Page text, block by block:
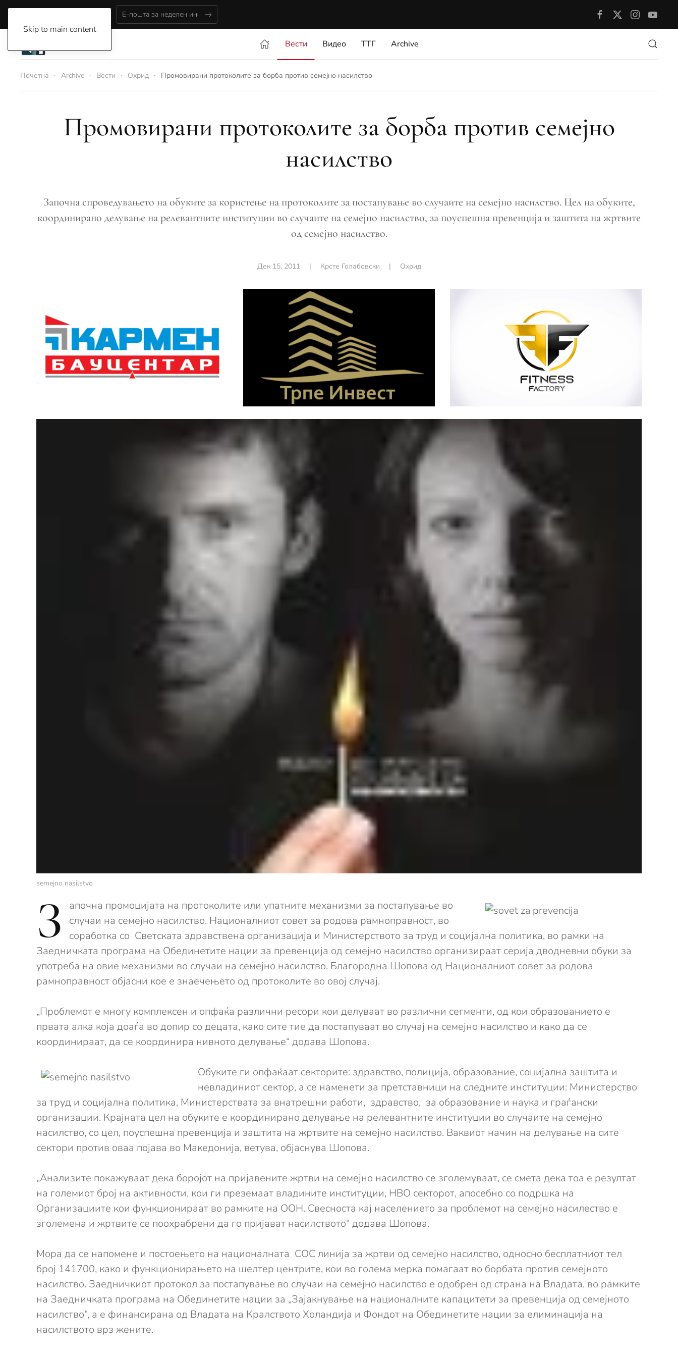
Skip to main content
Вести Видео ТТГ Archive
Почетна Archive Вести Охрид Промовирани протоколите за борба против семејно насилство
Промовирани протоколите за борба против семејно
насилство
Започна спроведувањето на обуките за користење на протоколите за постапување во случаите на семејно насилство. Цел на обуките,
координирано делување на релевантните институции во случаите на семејно насилство, за поуспешна превенција и заштита на жртвите
од семејно насилство.
Дек 15, 2011| Крсте Голабовски | Охрид
semejno nasilstvo
З
апочна промоцијата на протоколите или упатните механизми за постапување во
случаи на семејно насилство. Националниот совет за родова рамноправност, во
соработка со Светската здравствена организација и Министерството за труд и социјална политика, во рамки на
Заедничката програма на Обединетите нации за превенција од семејно насилство организираат серија дводневни обуки за
употреба на овие механизми во случаи на семејно насилство. Благородна Шопова од Националниот совет за родова
рамноправност објасни кое е знаечењето од протоколите во овој случај.
„Проблемот е многу комплексен и опфаќа различни ресори кои делуваат во различни сегменти, од кои образованието е
првата алка која доаѓа во допир со децата, како сите тие да постапуваат во случај на семејно насилство и како да се
координираат, да се координира нивното делување“ додава Шопова.
Обуките ги опфаќаат секторите: здравство, полиција, образование, социјална заштита и
невладиниот сектор, а се наменети за претставници на следните институции: Министерство
за труд и социјална политика, Министeрствата за внатрешни работи, здравство, за образование и наука и граѓански
организации. Крајната цел на обуките е координирано делување на релевантните институции во случаите на семејно
насилство, со цел, поуспешна превенција и заштита на жртвите на семејно насилство. Ваквиот начин на делување на сите
сектори против оваа појава во Македонија, ветува, објаснува Шопова.
„Анализите покажуваат дека боројот на пријавените жртви на семејно насилство се зголемуваат, се смета дека тоа е резултат
на големиот број на активности, кои ги преземаат владините институции, НВО секторот, апосебно со подршка на
Организациите кои функционираат во рамките на ООН. Свесноста кај населението за проблемот на семејно насилество е
зголемена и жртвите се поохрабрени да го пријават насилството“ додава Шопова.
Мора да се напомене и постоењето на националната СОС линија за жртви од семејно насилство, односно бесплатниот тел
број 141700, како и функционирањето на шелтер центрите, кои во голема мерка помагаат во борбата против семејното
насилство. Заедничкиот протокол за постапување во случаи на семејно насилство е одобрен од страна на Владата, во рамките
на Заедничката програма на Обединетите нации за „Зајакнување на националните капацитети за превенција од семејното
насилство“, а е финансирана од Владата на Кралството Холандија и Фондот на Обединетите нации за елиминација на
насилството врз жените.